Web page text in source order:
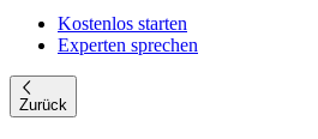
Kostenlos starten
Experten sprechen
Zurück